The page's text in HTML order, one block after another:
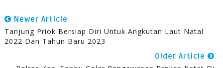
Newer Article
Tanjung Priok Bersiap Diri Untuk Angkutan Laut Natal
2022 Dan Tahun Baru 2023
Older Article